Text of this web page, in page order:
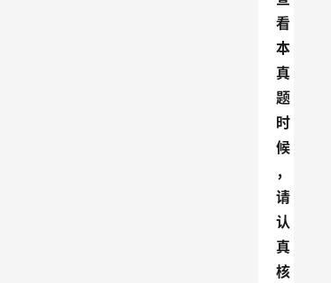
看
本
真
题
时
候
，
请
认
真
核